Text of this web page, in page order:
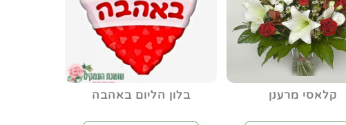
קלאסי מרענן בלון הליום באהבה